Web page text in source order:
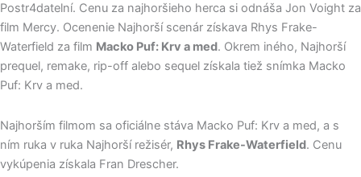
Postr4datelní. Cenu za najhoršieho herca si odnáša Jon Voight za
film Mercy. Ocenenie Najhorší scenár získava Rhys Frake-
Waterfield za film Macko Puf: Krv a med. Okrem iného, Najhorší
prequel, remake, rip-off alebo sequel získala tiež snímka Macko
Puf: Krv a med.
Najhorším filmom sa oficiálne stáva Macko Puf: Krv a med, a s
ním ruka v ruka Najhorší režisér, Rhys Frake-Waterfield. Cenu
vykúpenia získala Fran Drescher.